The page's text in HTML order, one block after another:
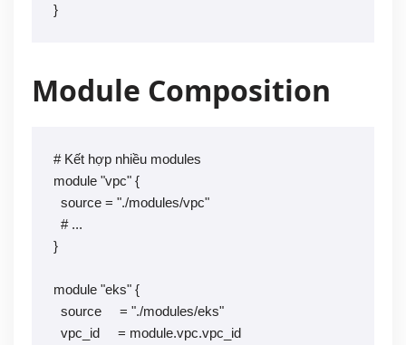
}
Module Composition
# Kết hợp nhiều modules
module "vpc" {
  source = "./modules/vpc"
  # ...
}
module "eks" {
  source     = "./modules/eks"
  vpc_id     = module.vpc.vpc_id